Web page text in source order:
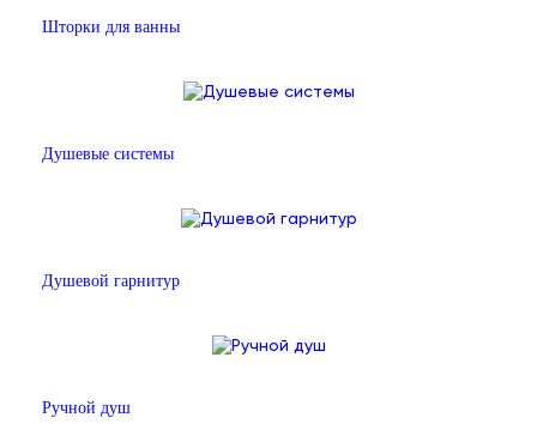
Шторки для ванны
Душевые системы
Душевой гарнитур
Ручной душ